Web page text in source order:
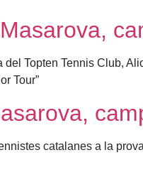
del Topten Tennis Club,
Tour”
catalanes a la